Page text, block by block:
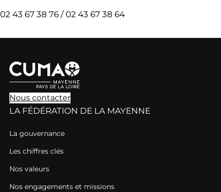
02 43 67 38 76 / 02 43 67 38 64
Nous contacter
LA FÉDÉRATION DE LA MAYENNE
La gouvernance
Les chiffres clés
Nos valeurs
Nos engagements et missions